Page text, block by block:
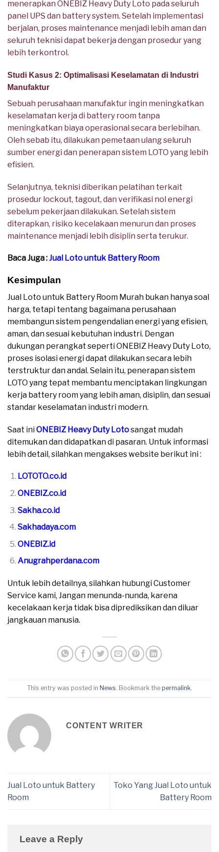
menerapkan ONEBIZ Heavy Duty Loto pada seluruh
panel UPS dan battery system. Setelah implementasi
berjalan, proses maintenance menjadi lebih aman dan
seluruh teknisi dapat bekerja dengan prosedur yang
lebih terkontrol.
Studi Kasus 2: Optimalisasi Keselamatan di Industri
Manufaktur
Sebuah perusahaan manufaktur ingin meningkatkan
keselamatan kerja di battery room tanpa
meningkatkan biaya operasional secara berlebihan.
Oleh sebab itu, dilakukan pemetaan ulang seluruh
sumber energi dan penerapan sistem LOTO yang lebih
efisien.
Selanjutnya, teknisi diberikan pelatihan terkait
prosedur lockout, tagout, dan verifikasi nol energi
sebelum pekerjaan dilakukan. Setelah sistem
diterapkan, risiko kecelakaan menurun dan proses
maintenance menjadi lebih disiplin serta terukur.
Baca Juga :Jual Loto untuk Battery Room
Kesimpulan
Jual Loto untuk Battery Room Murah bukan hanya soal
harga, tetapi tentang bagaimana perusahaan
membangun sistem pengendalian energi yang efisien,
aman, dan sesuai kebutuhan industri. Dengan
dukungan perangkat seperti ONEBIZ Heavy Duty Loto,
proses isolasi energi dapat dilakukan secara lebih
terstruktur dan andal. Selain itu, penerapan sistem
LOTO yang tepat membantu menciptakan lingkungan
kerja battery room yang lebih aman, disiplin, dan sesuai
standar keselamatan industri modern.
Saat iniONEBIZ Heavy Duty Lotosangat mudah
ditemukan dan didapatkan di pasaran. Untuk informasi
lebih detail, silahkan mengakses website berikut ini :
LOTOTO.co.id
ONEBIZ.co.id
Sakha.co.id
Sakhadaya.com
ONEBIZ.id
Anugrahperdana.com
Untuk lebih detailnya, silahkan hubungi Customer
Service kami, Jangan menunda-nunda, karena
kecelakaan kerja tidak bisa diprediksikan dan diluar
jangkauan manusia.
This entry was posted in News. Bookmark the permalink.
CONTENT WRITER
Jual Loto untuk Battery
Room
Toko Yang Jual Loto untuk
Battery Room
Leave a Reply